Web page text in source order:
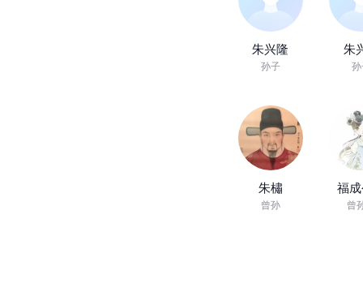
朱兴隆
孙子
朱
朱橚
曾孙
福
曾